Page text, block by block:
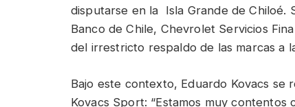
disputarse en la Isla Grande de Chiloé.
Banco de Chile, Chevrolet Servicios
del irrestricto respaldo de las marcas a
Bajo este contexto, Eduardo Kovacs se
Kovacs Sport: “Estamos muy contentos